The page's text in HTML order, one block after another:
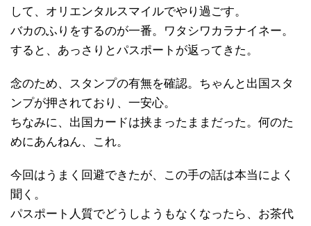
して、オリエンタルスマイルでやり過ごす。
バカのふりをするのが一番。ワタシワカラナイネー。
すると、あっさりとパスポートが返ってきた。
念のため、スタンプの有無を確認。ちゃんと出国スタ
ンプが押されており、一安心。
ちなみに、出国カードは挟まったままだった。何のた
めにあんねん、これ。
今回はうまく回避できたが、この手の話は本当によく
聞く。
パスポート人質でどうしようもなくなったら、お茶代